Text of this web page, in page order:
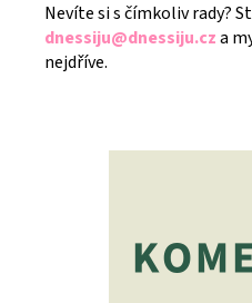
Nevíte si s čímkoliv rady?
dnessiju@dnessiju.cza
nejdříve.